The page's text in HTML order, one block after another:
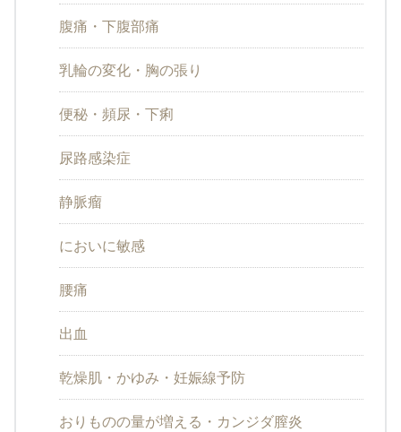
腹痛・下腹部痛
乳輪の変化・胸の張り
便秘・頻尿・下痢
尿路感染症
静脈瘤
においに敏感
腰痛
出血
乾燥肌・かゆみ・妊娠線予防
おりものの量が増える・カンジダ膣炎